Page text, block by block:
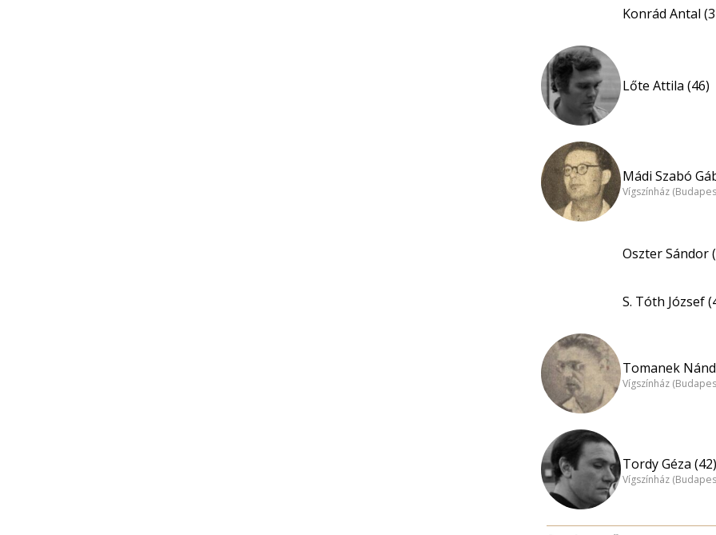
Konrád Antal
Lőte Attila (46)
Mádi Szabó
Vígszínház
Oszter Sándor
S. Tóth József
Tomanek
Vígszínház
Tordy Géza (42)
Vígszínház